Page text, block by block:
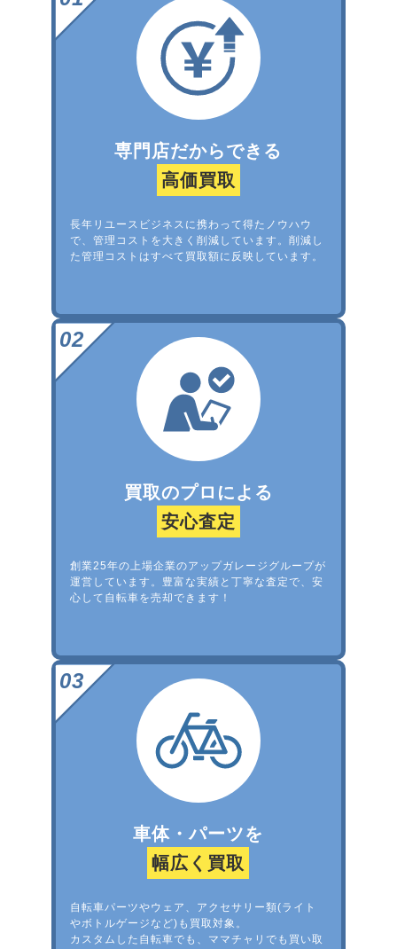
専門店だからできる
高価買取
長年リユースビジネスに携わって得たノウハウ
で、管理コストを大きく削減しています。削減し
た管理コストはすべて買取額に反映しています。
買取のプロによる
安心査定
創業25年の上場企業のアップガレージグループが
運営しています。豊富な実績と丁寧な査定で、安
心して自転車を売却できます！
車体・パーツを
幅広く買取
自転車パーツやウェア、アクセサリー類(ライト
やボトルゲージなど)も買取対象。
カスタムした自転車でも、ママチャリでも買い取